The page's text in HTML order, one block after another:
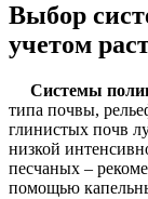
Выбор
учетом
Системы
типа почвы,
глинистых почв
низкой
песчаных –
помощью